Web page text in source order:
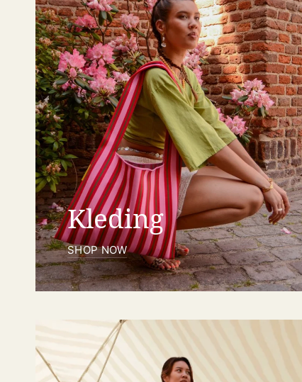
Kleding
SHOP NOW